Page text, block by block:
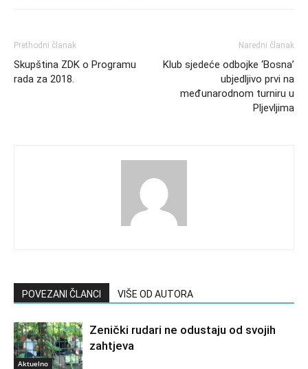
Prethodni članak
Skupština ZDK o Programu
rada za 2018.
Naredni članak
Klub sjedeće odbojke ‘Bosna’
ubjedljivo prvi na
međunarodnom turniru u
Pljevljima
POVEZANI ČLANCI VIŠE OD AUTORA
Aktuelno
Zenički rudari ne odustaju od svojih
zahtjeva